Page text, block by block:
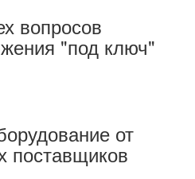
вопросов
"под ключ"
от
поставщиков